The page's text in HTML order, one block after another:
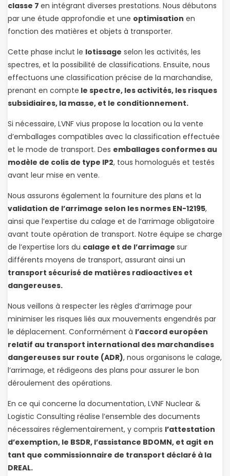
classe 7 en intégrant diverses prestations. Nous débutons
par une étude approfondie et une optimisation en
fonction des matières et objets à transporter.
Cette phase inclut le lotissage selon les activités, les
spectres, et la possibilité de classifications. Ensuite, nous
effectuons une classification précise de la marchandise,
prenant en compte le spectre, les activités, les risques
subsidiaires, la masse, et le conditionnement.
Si nécessaire, LVNF vius propose la location ou la vente
d’emballages compatibles avec la classification effectuée
et le mode de transport. Des emballages conformes au
modèle de colis de type IP2, tous homologués et testés
avant leur mise en vente.
Nous assurons également la fourniture des plans et la
validation de l’arrimage selon les normes EN-12195,
ainsi que l’expertise du calage et de l’arrimage obligatoire
avant toute opération de transport. Notre équipe se charge
de l’expertise lors du calage et de l’arrimage sur
différents moyens de transport, assurant ainsi un
transport sécurisé de matières radioactives et
dangereuses.
Nous veillons à respecter les règles d’arrimage pour
minimiser les risques liés aux mouvements engendrés par
le déplacement. Conformément à l’accord européen
relatif au transport international des marchandises
dangereuses sur route (ADR), nous organisons le calage,
l’arrimage, et rédigeons des plans pour assurer le bon
déroulement des opérations.
En ce qui concerne la documentation, LVNF Nuclear &
Logistic Consulting réalise l’ensemble des documents
nécessaires réglementairement, y compris l’attestation
d’exemption, le BSDR, l’assistance BDOMN, et agit en
tant que commissionnaire de transport déclaré à la
DREAL.